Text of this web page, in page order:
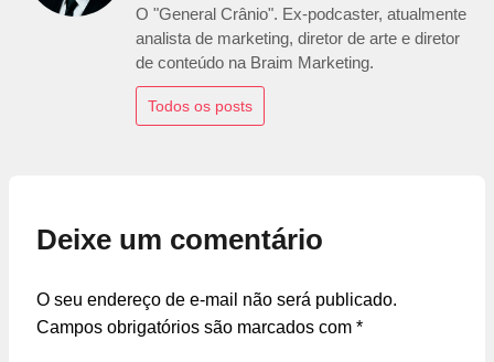
O "General Crânio". Ex-podcaster, atualmente
analista de marketing, diretor de arte e diretor
de conteúdo na Braim Marketing.
Todos os posts
Deixe um comentário
O seu endereço de e-mail não será publicado.
Campos obrigatórios são marcados com *